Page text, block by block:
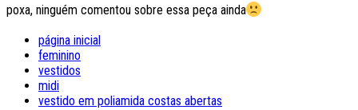
poxa, ninguém comentou sobre essa peça ainda
página inicial
feminino
vestidos
midi
vestido em poliamida costas abertas